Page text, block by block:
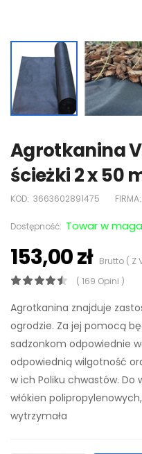
Agrotkanina
ścieżki 2 x 50
KOD: 3663602891475 FIRMA:
Dostępność: Towar w
153,00 złBrutto ( Z
( 169 Opini )
Agrotkanina znajduje
ogrodzie. Za jej pomocą
sadzonkom odpowiednie
odpowiednią wilgotność
w ich Poliku chwastów.
włókien
wytrzymała